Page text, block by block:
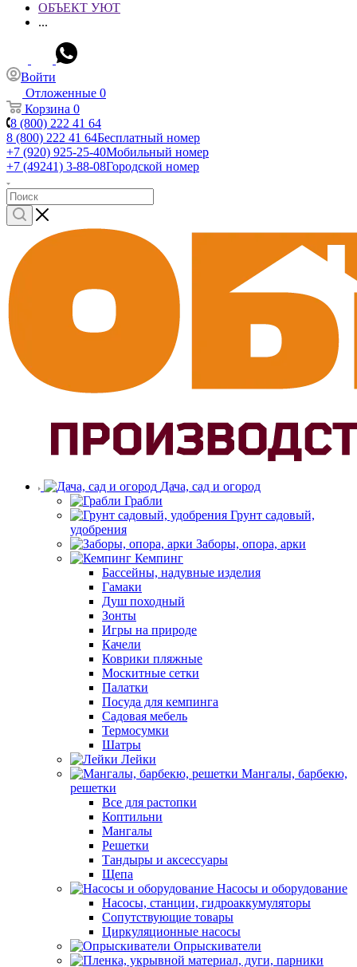
ОБЪЕКТ УЮТ
...
Войти
Отложенные 0
Корзина 0
8 (800) 222 41 64
8 (800) 222 41 64Бесплатный номер
+7 (920) 925-25-40Мобильный номер
+7 (49241) 3-88-08Городской номер
Дача, сад и огород
Грабли
Грунт садовый,
удобрения
Заборы, опора, арки
Кемпинг
Бассейны, надувные изделия
Гамаки
Душ походный
Зонты
Игры на природе
Качели
Коврики пляжные
Москитные сетки
Палатки
Посуда для кемпинга
Садовая мебель
Термосумки
Шатры
Лейки
Мангалы, барбекю,
решетки
Все для растопки
Коптильни
Мангалы
Решетки
Тандыры и аксессуары
Щепа
Насосы и оборудование
Насосы, станции, гидроаккумуляторы
Сопутствующие товары
Циркуляционные насосы
Опрыскиватели